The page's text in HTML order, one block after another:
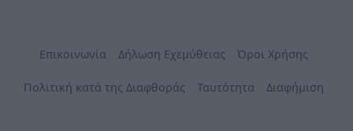
Επικοινωνία Δήλωση Εχεμύθειας Όροι Χρήσης
Πολιτική κατά της Διαφθοράς Ταυτότητα Διαφήμιση